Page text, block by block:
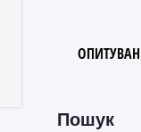
Пошук